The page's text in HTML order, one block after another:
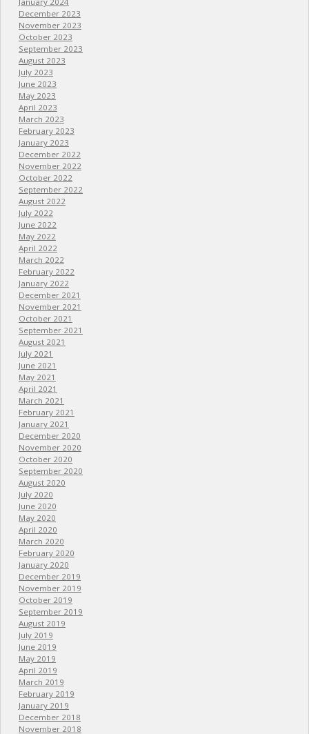
December 2023
November 2023
October 2023
September 2023
August 2023
July 2023
June 2023
May 2023
April 2023
March 2023
February 2023
January 2023
December 2022
November 2022
October 2022
September 2022
August 2022
July 2022
June 2022
May 2022
April 2022
March 2022
February 2022
January 2022
December 2021
November 2021
October 2021
September 2021
August 2021
July 2021
June 2021
May 2021
April 2021
March 2021
February 2021
January 2021
December 2020
November 2020
October 2020
September 2020
August 2020
July 2020
June 2020
May 2020
April 2020
March 2020
February 2020
January 2020
December 2019
November 2019
October 2019
September 2019
August 2019
July 2019
June 2019
May 2019
April 2019
March 2019
February 2019
January 2019
December 2018
November 2018